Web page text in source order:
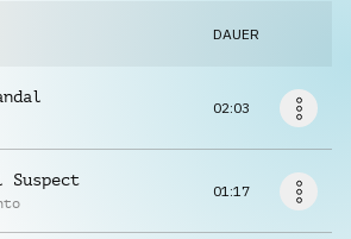
DAUER
02:03
Suspect
01:17